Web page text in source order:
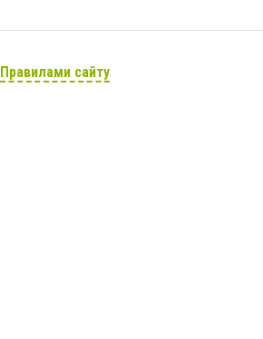
Правилами сайту